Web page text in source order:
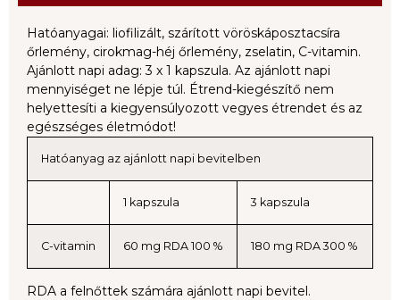
Hatóanyagai: liofilizált, szárított vöröskáposztacsíra
őrlemény, cirokmag-héj őrlemény, zselatin, C-vitamin.
Ajánlott napi adag: 3 x 1 kapszula. Az ajánlott napi
mennyiséget ne lépje túl. Étrend-kiegészítő nem
helyettesíti a kiegyensúlyozott vegyes étrendet és az
egészséges életmódot!
Hatóanyag az ajánlott napi bevitelben
1 kapszula 3 kapszula
C-vitamin 60 mg RDA 100 % 180 mg RDA 300 %
RDA a felnőttek számára ajánlott napi bevitel.